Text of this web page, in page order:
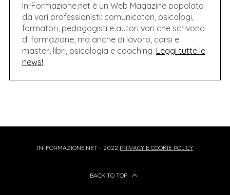
In-Formazione.net è un Web Magazine popolato
da vari professionisti: comunicatori, psicologi,
formatori, pedagogisti e autori vari che scrivono
di formazione, ma anche di lavoro, corsi e
master, libri, psicologia e coaching. Leggi tutte le
news!
IN-FORMAZIONE.NET - 2022 PRIVACY E COOKIE POLICY
BACK TO TOP